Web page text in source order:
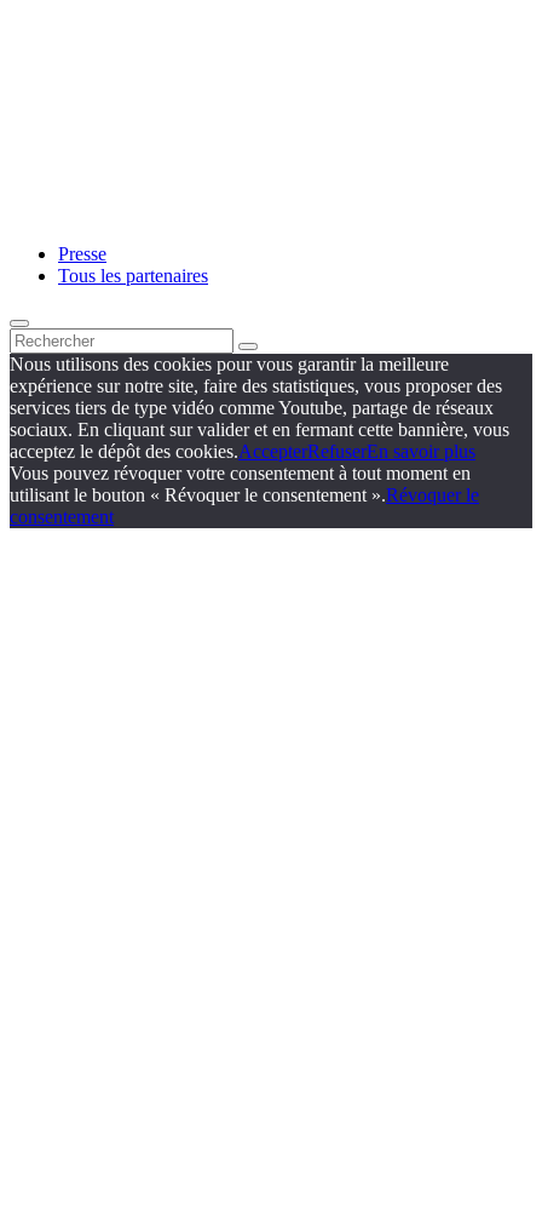
Presse
Tous les partenaires
Nous utilisons des cookies pour vous garantir la meilleure
expérience sur notre site, faire des statistiques, vous proposer des
services tiers de type vidéo comme Youtube, partage de réseaux
sociaux. En cliquant sur valider et en fermant cette bannière, vous
acceptez le dépôt des cookies.AccepterRefuserEn savoir plus
Vous pouvez révoquer votre consentement à tout moment en
utilisant le bouton « Révoquer le consentement ».Révoquer le
consentement